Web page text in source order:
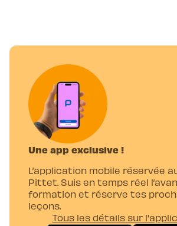
Une app exclusive !
L’application mobile réservée
Pittet. Suis en temps réel
formation et réserve tes
leçons.
Tous les détails sur